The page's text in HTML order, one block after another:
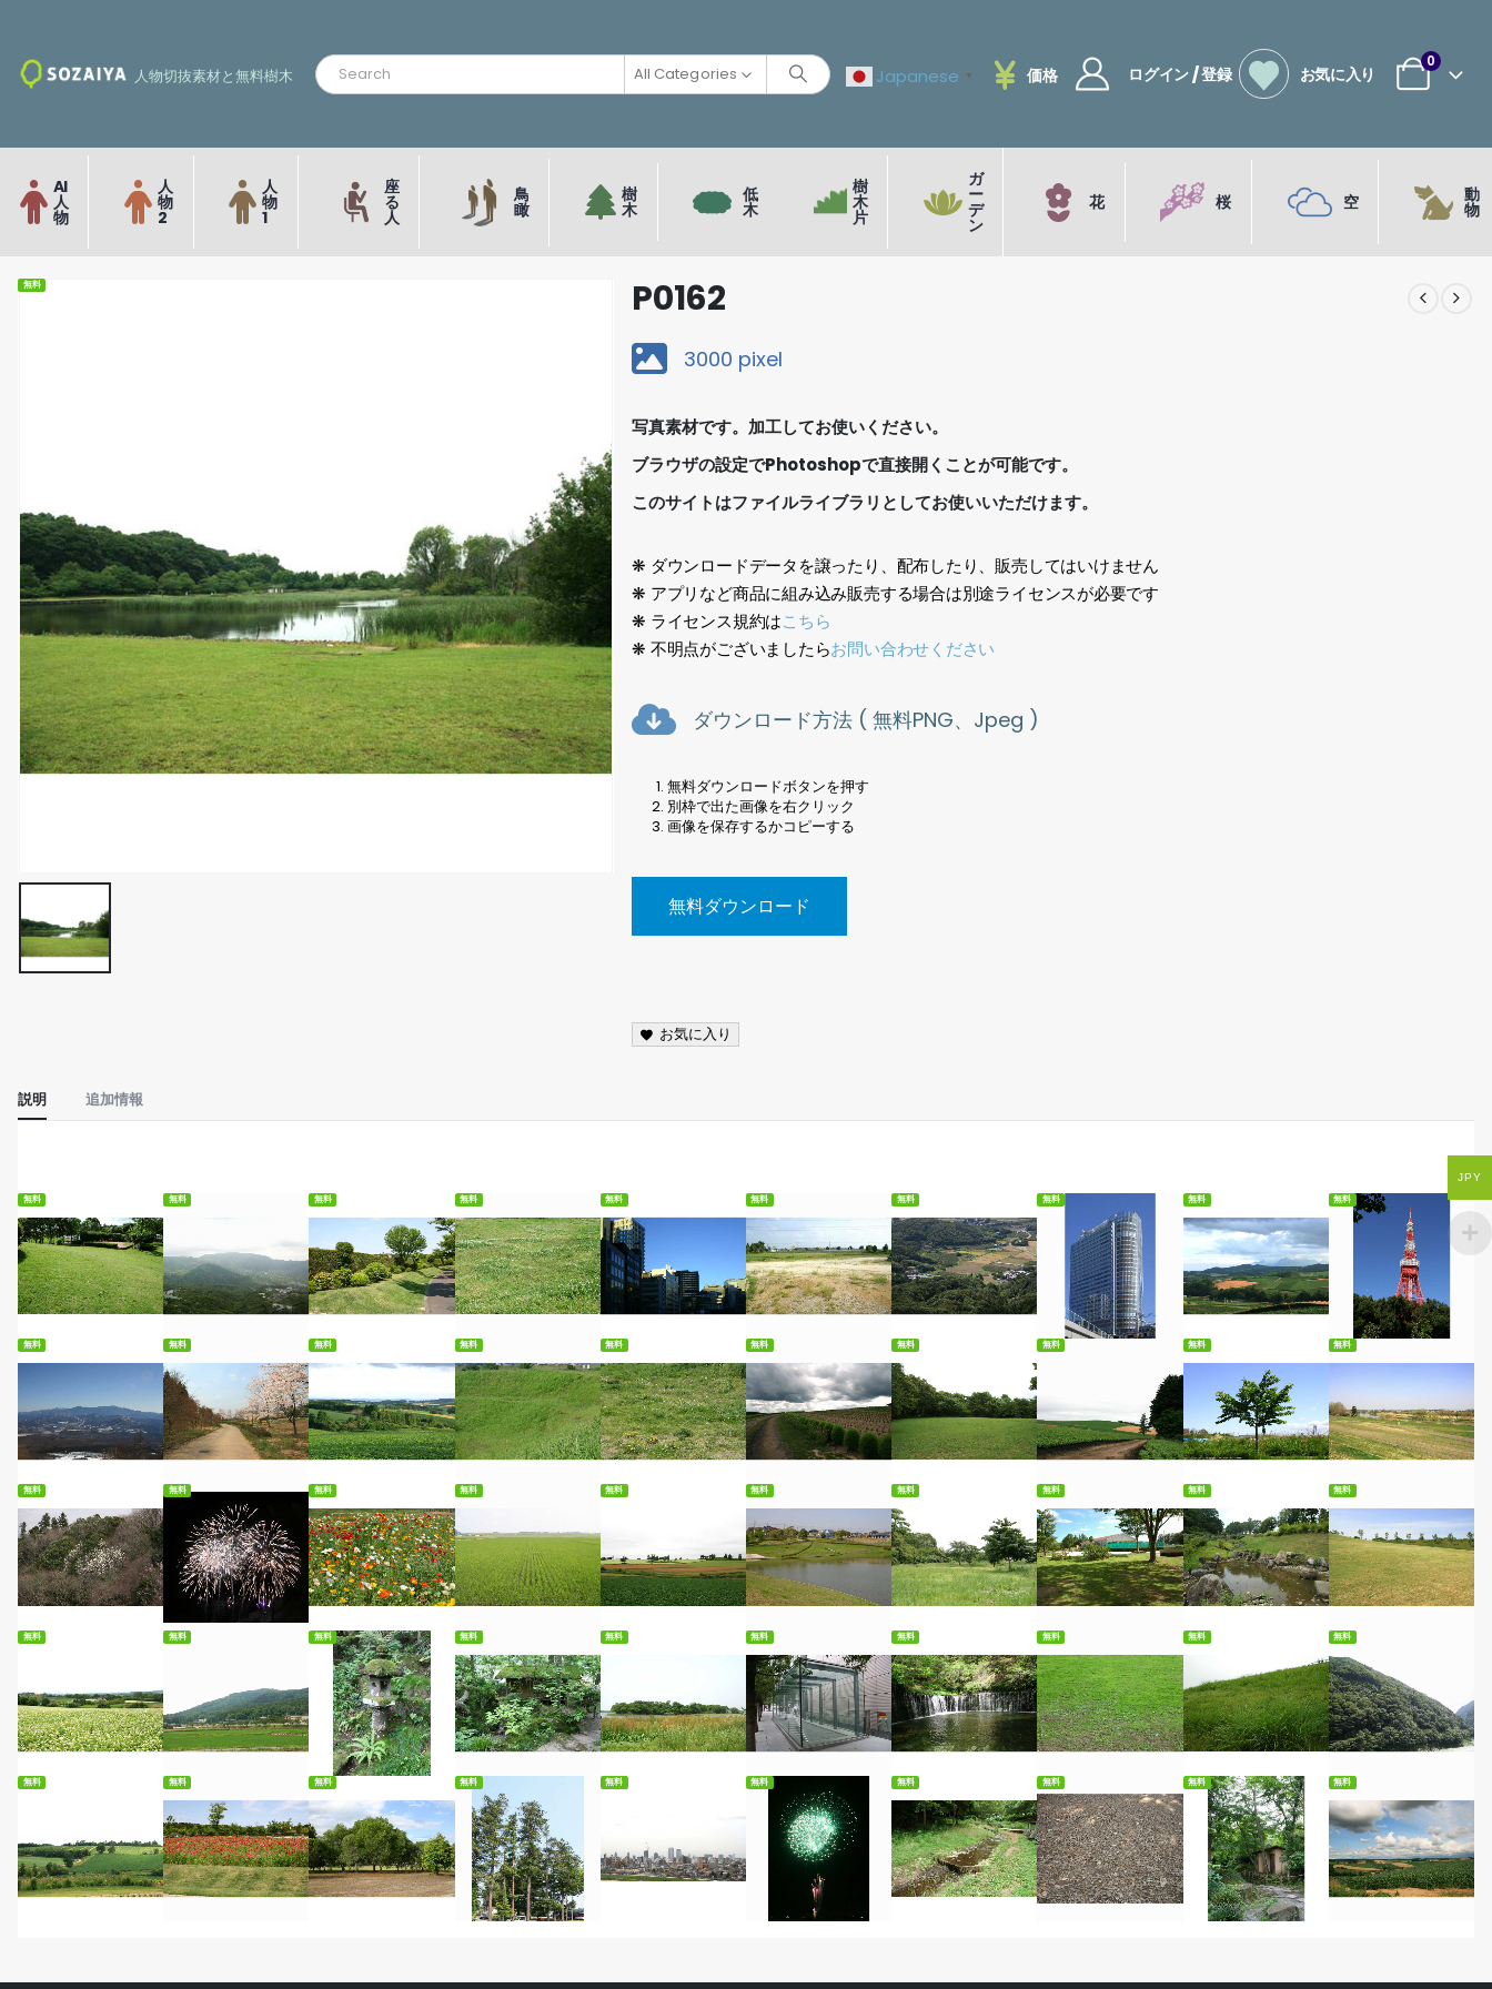
人物切抜素材と無料樹木 All Categories Japanese ▼ 価格 ログイン / 登録 お気に入り
0
AI
人
物
人
物
2
人
物
1
座
る
人
鳥
瞰
樹
木
低
木
樹
木
片
ガ
ー
デ
ン
花 桜 空 動
物
無料 P0162
3000 pixel
写真素材です。加工してお使いください。
ブラウザの設定でPhotoshopで直接開くことが可能です。
このサイトはファイルライブラリとしてお使いいただけます。
❋ ダウンロードデータを譲ったり、配布したり、販売してはいけません
❋ アプリなど商品に組み込み販売する場合は別途ライセンスが必要です
❋ ライセンス規約はこちら
❋ 不明点がございましたらお問い合わせください
ダウンロード方法 ( 無料PNG、Jpeg )
無料ダウンロードボタンを押す
別枠で出た画像を右クリック
画像を保存するかコピーする
無料ダウンロード
お気に入り
説明 追加情報
無料
無料ダウンロード
無料
無料ダウンロード
無料
無料ダウンロード
無料
無料ダウンロード
無料
無料ダウンロード
無料
無料ダウンロード
無料
無料ダウンロード
無料
無料ダウンロード
無料
無料ダウンロード
無料
無料ダウンロード
無料
無料ダウンロード
無料
無料ダウンロード
無料
無料ダウンロード
無料
無料ダウンロード
無料
無料ダウンロード
無料
無料ダウンロード
無料
無料ダウンロード
無料
無料ダウンロード
無料
無料ダウンロード
無料
無料ダウンロード
無料
無料ダウンロード
無料
無料ダウンロード
無料
無料ダウンロード
無料
無料ダウンロード
無料
無料ダウンロード
無料
無料ダウンロード
無料
無料ダウンロード
無料
無料ダウンロード
無料
無料ダウンロード
無料
無料ダウンロード
無料
無料ダウンロード
無料
無料ダウンロード
無料
無料ダウンロード
無料
無料ダウンロード
無料
無料ダウンロード
無料
無料ダウンロード
無料
無料ダウンロード
無料
無料ダウンロード
無料
無料ダウンロード
無料
無料ダウンロード
無料
無料ダウンロード
無料
無料ダウンロード
無料
無料ダウンロード
無料
無料ダウンロード
無料
無料ダウンロード
無料
無料ダウンロード
無料
無料ダウンロード
無料
無料ダウンロード
無料
無料ダウンロード
無料
無料ダウンロード
JPY